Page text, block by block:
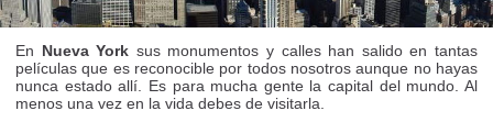
En Nueva York sus monumentos y calles han salido en tantas
películas que es reconocible por todos nosotros aunque no hayas
nunca estado allí. Es para mucha gente la capital del mundo. Al
menos una vez en la vida debes de visitarla.